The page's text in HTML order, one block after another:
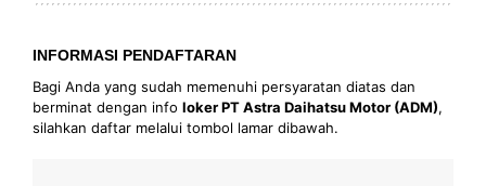
INFORMASI PENDAFTARAN
Bagi Anda yang sudah memenuhi persyaratan diatas dan
berminat dengan info loker PT Astra Daihatsu Motor (ADM),
silahkan daftar melalui tombol lamar dibawah.